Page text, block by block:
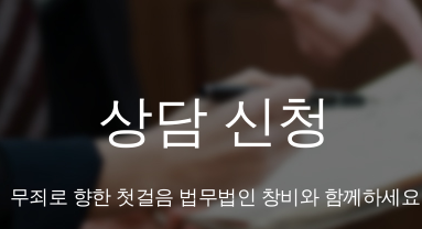
상담 신청
무죄로 향한 첫걸음 법무법인 창비와 함께하세요